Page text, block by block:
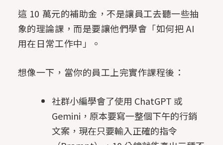
這 10 萬元的補助金，不是讓員工去聽一些抽
象的理論課，而是要讓他們學會「如何把 AI
用在日常工作中」。
想像一下，當你的員工上完實作課程後：
社群小編學會了使用 ChatGPT 或
Gemini，原本要寫一整個下午的行銷
文案，現在只要輸入正確的指令